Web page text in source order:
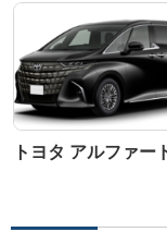
トヨタ アルファー